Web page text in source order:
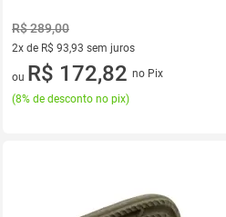
R$ 289,00
2x de R$ 93,93 sem juros
2 vez de R$ 93,93 sem juros
ou R$ 172,82 no Pix
(8% de desconto no pix)